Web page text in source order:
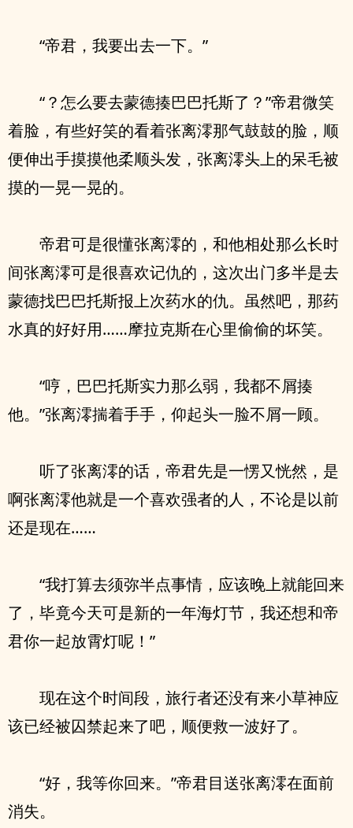
“帝君，我要出去一下。”
“？怎么要去蒙德揍巴巴托斯了？”帝君微笑
着脸，有些好笑的看着张离澪那气鼓鼓的脸，顺
便伸出手摸摸他柔顺头发，张离澪头上的呆毛被
摸的一晃一晃的。
帝君可是很懂张离澪的，和他相处那么长时
间张离澪可是很喜欢记仇的，这次出门多半是去
蒙德找巴巴托斯报上次药水的仇。虽然吧，那药
水真的好好用……摩拉克斯在心里偷偷的坏笑。
“哼，巴巴托斯实力那么弱，我都不屑揍
他。”张离澪揣着手手，仰起头一脸不屑一顾。
听了张离澪的话，帝君先是一愣又恍然，是
啊张离澪他就是一个喜欢强者的人，不论是以前
还是现在……
“我打算去须弥半点事情，应该晚上就能回来
了，毕竟今天可是新的一年海灯节，我还想和帝
君你一起放霄灯呢！”
现在这个时间段，旅行者还没有来小草神应
该已经被囚禁起来了吧，顺便救一波好了。
“好，我等你回来。”帝君目送张离澪在面前
消失。